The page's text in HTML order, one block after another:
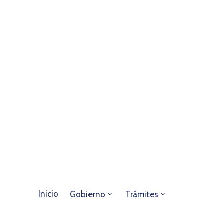
Inicio Gobierno Trámites